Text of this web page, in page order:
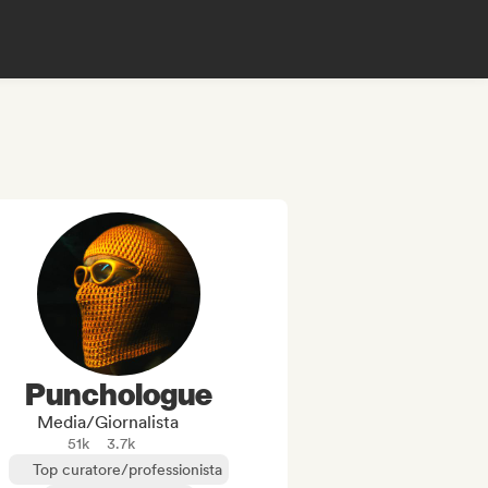
Punchologue
Media/Giornalista
51k
3.7k
Top curatore/professionista